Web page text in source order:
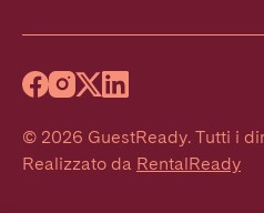
© 2026 GuestReady. Tutti i
Realizzato da RentalReady